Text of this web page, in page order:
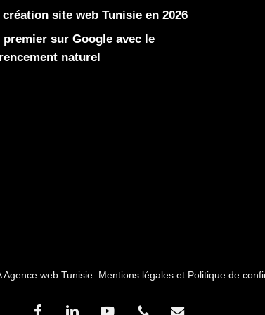
site web Tunisie en 2026
premier sur Google avec le
naturel
web Tunisie. Mentions légales et Politique de
facebooklinkedin youtube phone email